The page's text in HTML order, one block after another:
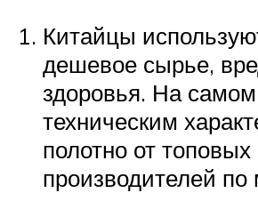
Китайцы
дешевое сырье,
здоровья. На
техническим
полотно от топовых
производителей по